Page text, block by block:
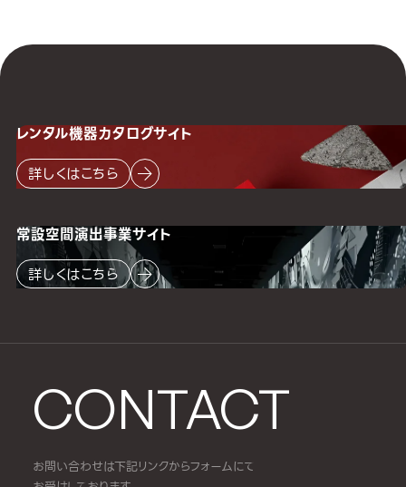
CONTACT
お問い合わせは下記リンクからフォームにて
レンタル機器カタログサイト
詳しくはこちら
常設空間演出事業サイト
詳しくはこちら